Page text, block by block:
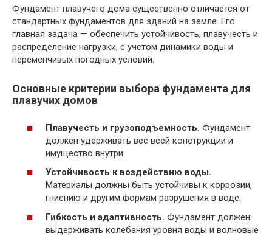
Фундамент плавучего дома существенно отличается от
стандартных фундаментов для зданий на земле. Его
главная задача — обеспечить устойчивость, плавучесть и
распределение нагрузки, с учетом динамики воды и
переменчивых погодных условий.
Основные критерии выбора фундамента для
плавучих домов
Плавучесть и грузоподъемность. Фундамент
должен удерживать вес всей конструкции и
имущество внутри.
Устойчивость к воздействию воды.
Материалы должны быть устойчивы к коррозии,
гниению и другим формам разрушения в воде.
Гибкость и адаптивность. Фундамент должен
выдерживать колебания уровня воды и волновые